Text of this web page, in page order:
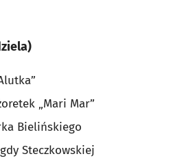
„Mari Mar”
Bielińskiego
Steczkowskiej